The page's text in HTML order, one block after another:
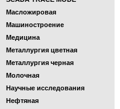
Масложировая
Машиностроение
Медицина
Металлургия цветная
Металлургия черная
Молочная
Научные исследования
Нефтяная